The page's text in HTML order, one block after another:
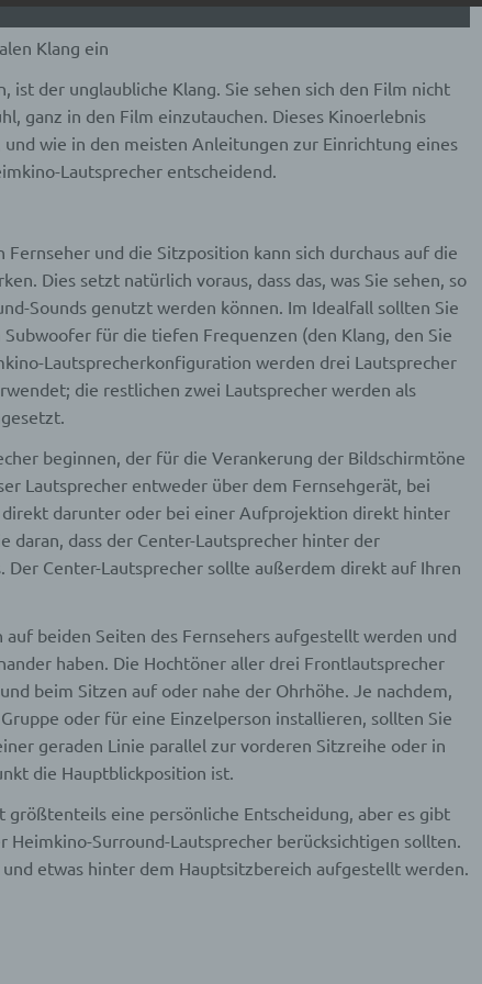
Klang ein
ist der unglaubliche Klang. Sie sehen sich den Film nicht
ganz in den Film einzutauchen. Dieses Kinoerlebnis
wie in den meisten Anleitungen zur Einrichtung eines
Lautsprecher entscheidend.
und die Sitzposition kann sich durchaus auf die
Dies setzt natürlich voraus, dass das, was Sie sehen, so
Sounds genutzt werden können. Im Idealfall sollten Sie
für die tiefen Frequenzen (den Klang, den Sie
Lautsprecherkonfiguration werden drei Lautsprecher
die restlichen zwei Lautsprecher werden als
beginnen, der für die Verankerung der Bildschirmtöne
Lautsprecher entweder über dem Fernsehgerät, bei
darunter oder bei einer Aufprojektion direkt hinter
dass der Center-Lautsprecher hinter der
Center-Lautsprecher sollte außerdem direkt auf Ihren
beiden Seiten des Fernsehers aufgestellt werden und
haben. Die Hochtöner aller drei Frontlautsprecher
beim Sitzen auf oder nahe der Ohrhöhe. Je nachdem,
oder für eine Einzelperson installieren, sollten Sie
geraden Linie parallel zur vorderen Sitzreihe oder in
die Hauptblickposition ist.
eine persönliche Entscheidung, aber es gibt
Surround-Lautsprecher berücksichtigen sollten.
etwas hinter dem Hauptsitzbereich aufgestellt werden.
ist jeder mit oder ohne Hilfe automatisierter Verfahren
Vorgang oder jede solche Vorgangsreihe im
Daten wie das Erheben, das Erfassen, die
das Ordnen, die Speicherung, die Anpassung oder
das Auslesen, das Abfragen, die Verwendung, die
durch Übermittlung, Verbreitung oder eine andere Form
der Verarbeitung
der Verarbeitung ist die Markierung gespeicherter
Daten mit dem Ziel, ihre künftige Verarbeitung
ist jede Art der automatisierten Verarbeitung
darin besteht, dass diese personenbezogenen Daten
um bestimmte persönliche Aspekte, die sich auf eine
beziehen, zu bewerten, insbesondere, um Aspekte bezüglich
wirtschaftlicher Lage, Gesundheit, persönlicher
ist die Verarbeitung personenbezogener Daten in
auf welche die personenbezogenen Daten ohne
zusätzlicher Informationen nicht mehr einer
gesondert aufbewahrt werden und technischen und
Maßnahmen unterliegen, die gewährleisten, dass
Daten nicht einer identifizierten oder
Person zugewiesen werden.